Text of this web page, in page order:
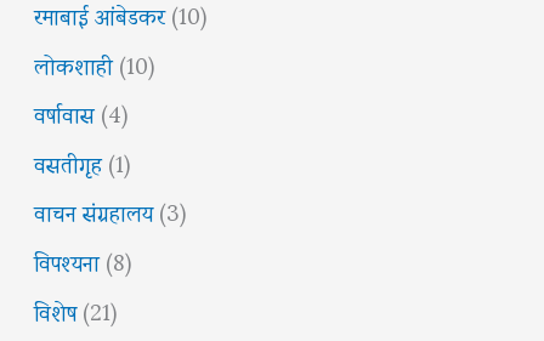
रमाबाई आंबेडकर(10)
लोकशाही(10)
वर्षावास(4)
वसतीगृह(1)
वाचन संग्रहालय(3)
विपश्यना(8)
विशेष(21)